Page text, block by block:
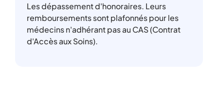
Les dépassement d'honoraires. Leurs
remboursements sont plafonnés pour les
médecins n'adhérant pas au CAS (Contrat
d'Accès aux Soins).